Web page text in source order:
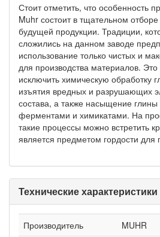
Стоит отметить, что особенность
Muhr состоит в тщательном
будущей продукции. Традиции,
сложились на данном заводе
использование только чистых и
для производства материалов.
исключить химическую обработку
изъятия вредных и разрушающих
состава, а также насыщение
ферментами и химикатами. На
такие процессы можно встретить
является предметом гордости для
Технические характеристики
Производитель
MUHR